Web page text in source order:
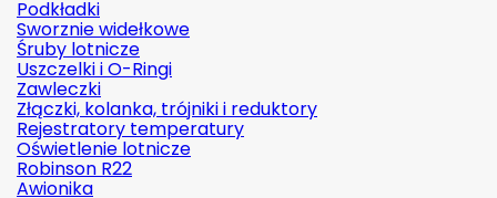
Podkładki
Sworznie widełkowe
Śruby lotnicze
Uszczelki i O-Ringi
Zawleczki
Złączki, kolanka, trójniki i reduktory
Rejestratory temperatury
Oświetlenie lotnicze
Robinson R22
Awionika